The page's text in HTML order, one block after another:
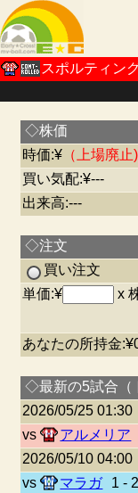
スポルティン
◇株価
時価:¥ （上場廃止)
買い気配:¥---
出来高:---
◇注文
買い注文
単価:¥
x
あなたの所持金
◇最新の5試合（
2026/05/25 01:30
vs
アルメリア
2026/05/10 04:00
vs
マラガ
1 - 2